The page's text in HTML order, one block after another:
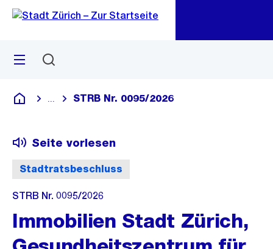
Navigation
Sprunglink
Menü
Deutsch
Blende alle Breadcrumbs ein
STRB Nr. 0095/2026
Stadtratsbeschluss
Seite vorlesen
STRB Nr. 0095/2026
Immobilien Stadt Zürich,